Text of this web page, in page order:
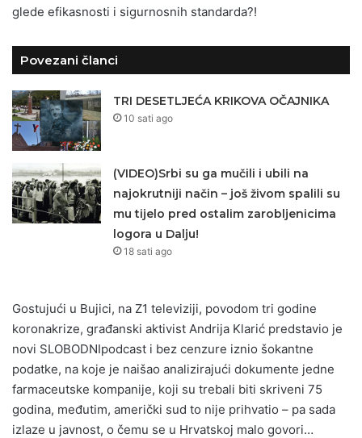
glede efikasnosti i sigurnosnih standarda?!
Povezani članci
TRI DESETLJEĆA KRIKOVA OČAJNIKA
10 sati ago
(VIDEO)Srbi su ga mučili i ubili na
najokrutniji način – još živom spalili su
mu tijelo pred ostalim zarobljenicima
logora u Dalju!
18 sati ago
Gostujući u Bujici, na Z1 televiziji, povodom tri godine
koronakrize, građanski aktivist Andrija Klarić predstavio je
novi SLOBODNIpodcast i bez cenzure iznio šokantne
podatke, na koje je naišao analizirajući dokumente jedne
farmaceutske kompanije, koji su trebali biti skriveni 75
godina, međutim, američki sud to nije prihvatio – pa sada
izlaze u javnost, o čemu se u Hrvatskoj malo govori…